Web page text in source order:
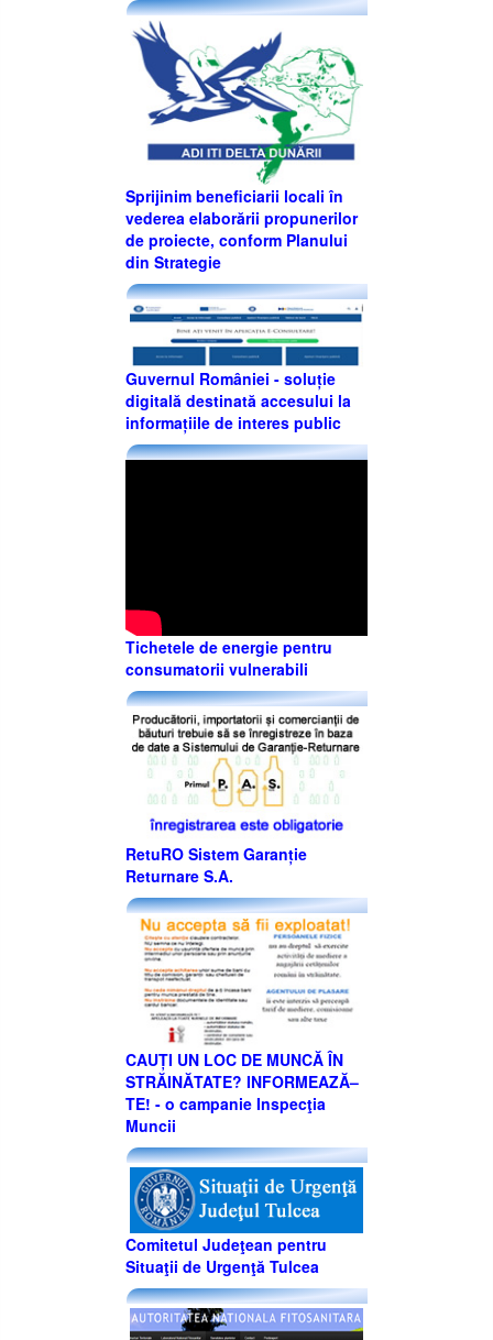
Sprijinim beneficiarii locali în
vederea elaborării propunerilor
de proiecte, conform Planului
din Strategie
Guvernul României - soluție
digitală destinată accesului la
informațiile de interes public
Tichetele de energie pentru
consumatorii vulnerabili
RetuRO Sistem Garanție
Returnare S.A.
CAUȚI UN LOC DE MUNCĂ ÎN
STRĂINĂTATE? INFORMEAZĂ–
TE! - o campanie Inspecţia
Muncii
Comitetul Judeţean pentru
Situaţii de Urgenţă Tulcea